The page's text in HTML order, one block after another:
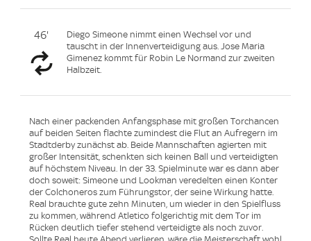
46'
Diego Simeone nimmt einen Wechsel vor und
tauscht in der Innenverteidigung aus. Jose Maria
Gimenez kommt für Robin Le Normand zur zweiten
Halbzeit.
Nach einer packenden Anfangsphase mit großen Torchancen
auf beiden Seiten flachte zumindest die Flut an Aufregern im
Stadtderby zunächst ab. Beide Mannschaften agierten mit
großer Intensität, schenkten sich keinen Ball und verteidigten
auf höchstem Niveau. In der 33. Spielminute war es dann aber
doch soweit: Simeone und Lookman veredelten einen Konter
der Colchoneros zum Führungstor, der seine Wirkung hatte.
Real brauchte gute zehn Minuten, um wieder in den Spielfluss
zu kommen, während Atletico folgerichtig mit dem Tor im
Rücken deutlich tiefer stehend verteidigte als noch zuvor.